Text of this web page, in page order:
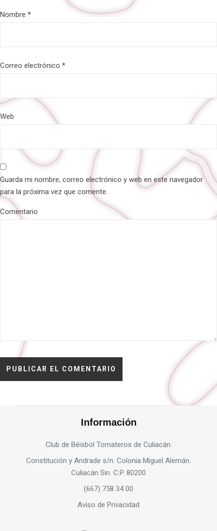
Nombre *
Correo electrónico *
Web
Guarda mi nombre, correo electrónico y web en este navegador
para la próxima vez que comente.
Comentario
Información
Club de Béisbol Tomateros de Culiacán.
Constitución y Andrade s/n. Colonia Miguel Alemán.
Culiacán Sin. C.P. 80200
(667) 758 34 00
Aviso de Privacidad